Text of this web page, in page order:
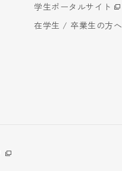
学生ポータルサイト
在学生 / 卒業生の方へ